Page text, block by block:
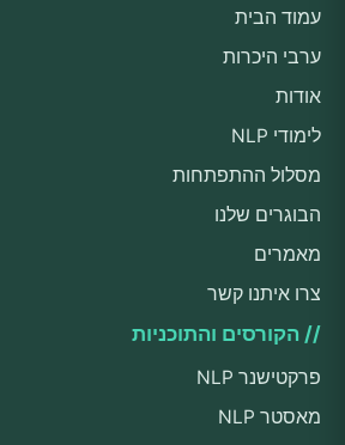
עמוד הבית
ערבי היכרות
אודות
לימודי NLP
מסלול ההתפתחות
הבוגרים שלנו
מאמרים
צרו איתנו קשר
// הקורסים והתוכניות
פרקטישנר NLP
מאסטר NLP